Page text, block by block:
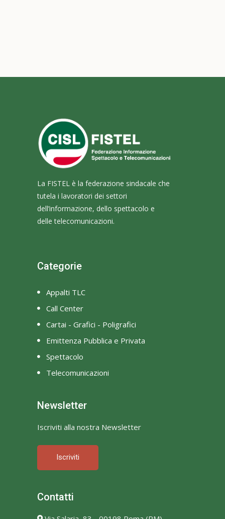
La FISTEL è la federazione sindacale che
tutela i lavoratori dei settori
dell’informazione, dello spettacolo e
delle telecomunicazioni.
Categorie
Appalti TLC
Call Center
Cartai - Grafici - Poligrafici
Emittenza Pubblica e Privata
Spettacolo
Telecomunicazioni
Newsletter
Iscriviti alla nostra Newsletter
Iscriviti
Contatti